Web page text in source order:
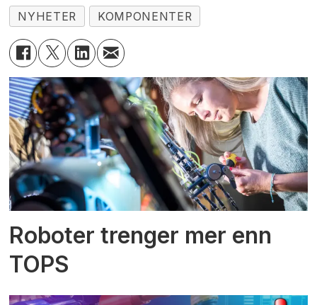
NYHETER KOMPONENTER
Roboter trenger mer enn
TOPS